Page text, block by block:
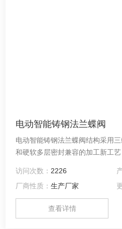
电动智能铸钢法兰蝶阀
电动智能铸钢法兰蝶阀结构采用
和硬软多层密封兼容的加工新工
蚀、耐高温、抗靡损的可靠性。
工、电厂、钢厂、工业环保水处
作调节流量和截断流体装置。
访问次数： 2226
厂商性质：生产厂家
查看详情